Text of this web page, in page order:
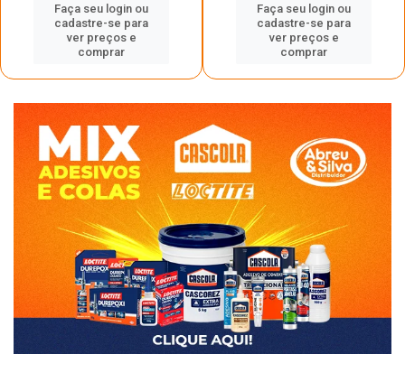
Faça seu login ou
cadastre-se para
ver preços e
comprar
Faça seu login ou
cadastre-se para
ver preços e
comprar